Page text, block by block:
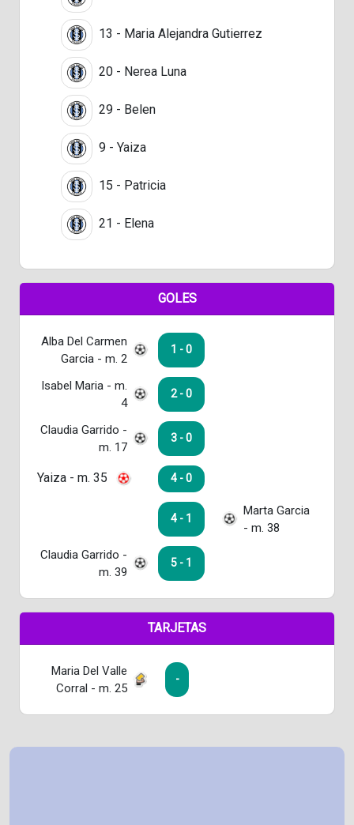
13 - Maria Alejandra Gutierrez
20 - Nerea Luna
29 - Belen
9 - Yaiza
15 - Patricia
21 - Elena
GOLES
Alba Del Carmen
Garcia - m. 2
1 - 0
Isabel Maria - m.
4
2 - 0
Claudia Garrido -
m. 17
3 - 0
Yaiza - m. 35 4 - 0
4 - 1
Marta Garcia
- m. 38
Claudia Garrido -
m. 39
5 - 1
TARJETAS
Maria Del Valle
Corral - m. 25
-